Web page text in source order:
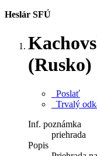
Heslár SFÚ
(Rusko)
Poslať
Trvalý
Inf. poznámka
priehrada
Popis